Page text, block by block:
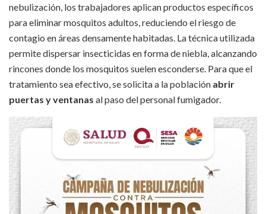
nebulización, los trabajadores aplican productos específicos
para eliminar mosquitos adultos, reduciendo el riesgo de
contagio en áreas densamente habitadas. La técnica utilizada
permite dispersar insecticidas en forma de niebla, alcanzando
rincones donde los mosquitos suelen esconderse. Para que el
tratamiento sea efectivo, se solicita a la población abrir
puertas y ventanas al paso del personal fumigador.